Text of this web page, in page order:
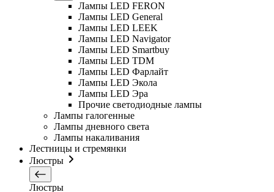
Лампы LED FERON
Лампы LED General
Лампы LED LEEK
Лампы LED Navigator
Лампы LED Smartbuy
Лампы LED TDM
Лампы LED Фарлайт
Лампы LED Экола
Лампы LED Эра
Прочие светодиодные лампы
Лампы галогенные
Лампы дневного света
Лампы накаливания
Лестницы и стремянки
Люстры
Люстры